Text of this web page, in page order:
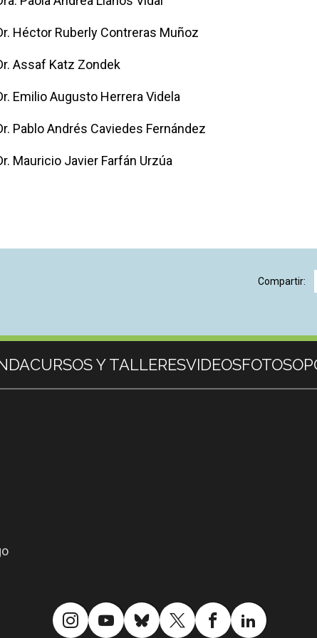
Héctor Ruberly Contreras Muñoz
Assaf Katz Zondek
Emilio Augusto Herrera Videla
Pablo Andrés Caviedes Fernández
Mauricio Javier Farfán Urzúa
Compartir:
CURSOS Y TALLERESVIDEOSFOTOS